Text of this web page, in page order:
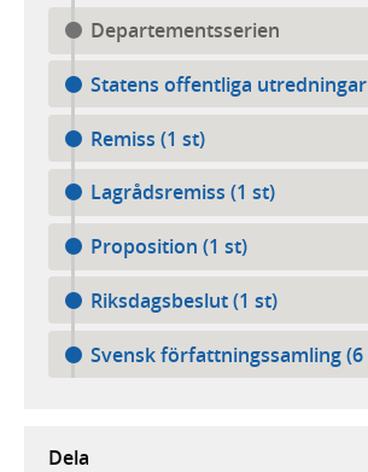
Departementsserien
Statens offentliga utredningar
Remiss (1 st)
Lagrådsremiss (1 st)
Proposition (1 st)
Riksdagsbeslut (1 st)
Svensk författningssamling (6
Dela